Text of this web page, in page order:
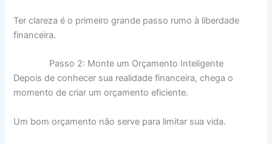
Ter clareza é o primeiro grande passo rumo à liberdade
financeira.
Passo 2: Monte um Orçamento Inteligente
Depois de conhecer sua realidade financeira, chega o
momento de criar um orçamento eficiente.
Um bom orçamento não serve para limitar sua vida.